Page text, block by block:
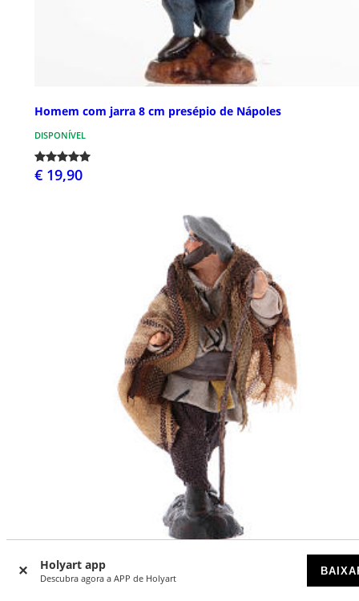
Holyart app
Descubra agora a APP de Holyart
Homem com jarra 8 cm presépio de Nápoles
DISPONÍVEL
€ 19,90
Homem cabeça virada 8 cm para presépio Nápoles